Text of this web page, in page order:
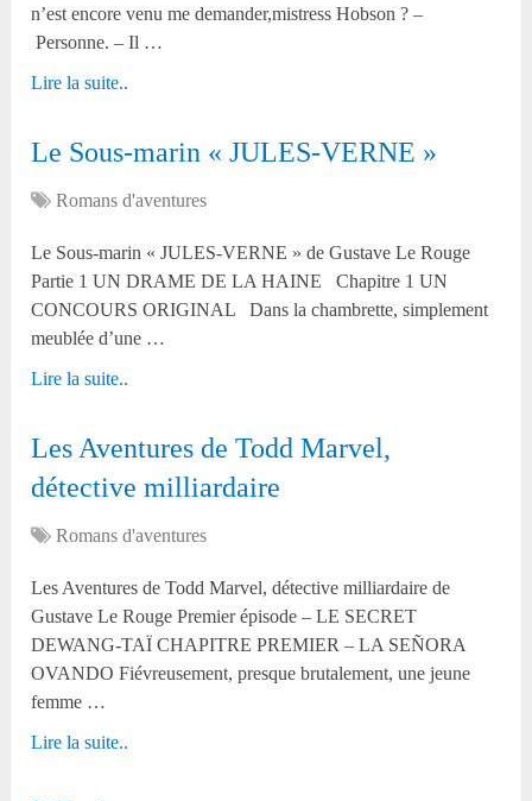
n’est encore venu me demander,mistress Hobson ? –
Personne. – Il …
Lire la suite..
Le Sous-marin « JULES-VERNE »
Romans d'aventures
Le Sous-marin « JULES-VERNE » de Gustave Le Rouge
Partie 1 UN DRAME DE LA HAINE Chapitre 1 UN
CONCOURS ORIGINAL Dans la chambrette, simplement
meublée d’une …
Lire la suite..
Les Aventures de Todd Marvel,
détective milliardaire
Romans d'aventures
Les Aventures de Todd Marvel, détective milliardaire de
Gustave Le Rouge Premier épisode – LE SECRET
DEWANG-TAÏ CHAPITRE PREMIER – LA SEÑORA
OVANDO Fiévreusement, presque brutalement, une jeune
femme …
Lire la suite..